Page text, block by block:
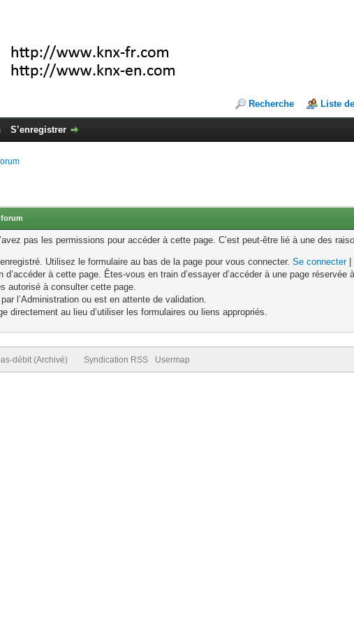
Recherche Liste
S’enregistrer
pas les permissions pour accéder à cette page. C’est peut-être lié à une des
Utilisez le formulaire au bas de la page pour vous connecter.Se connecter|
d’accéder à cette page. Êtes-vous en train d’essayer d’accéder à une page
autorisé à consulter cette page.
l’Administration ou est en attente de validation.
directement au lieu d’utiliser les formulaires ou liens appropriés.
débit (Archivé) Syndication RSS Usermap